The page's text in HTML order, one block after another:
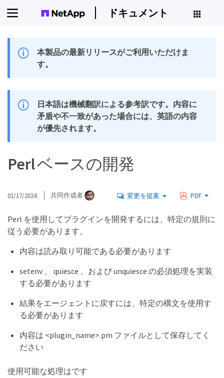
ドキュメント
本製品の最新リリースがご利用いただけま
す。
日本語は機械翻訳による参考訳です。内容に
矛盾や不一致があった場合には、英語の内容
が優先されます。
Perl ベースの開発
01/17/2024 共同作成者 変更を提案 PDF
Perl を使用してプラグインを開発するには、特定の規則に
従う必要があります。
内容は読み取り可能である必要があります
setenv 、 quiesce 、および unquiesce の必須処理を実装
する必要があります
結果をエージェントに戻すには、特定の構文を使用す
る必要があります
内容は <plugin_name>.pm ファイルとして保存してく
ださい
使用可能な処理はです